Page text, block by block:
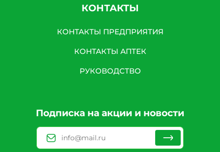
КОНТАКТЫ
КОНТАКТЫ ПРЕДПРИЯТИЯ
КОНТАКТЫ АПТЕК
РУКОВОДСТВО
Подписка на акции и новости